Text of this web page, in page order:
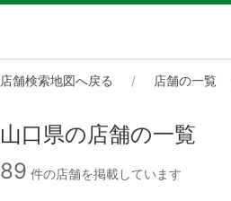
店舗検索地図へ戻る 店舗の一覧
山口県の店舗の一覧
89 件の店舗を掲載しています